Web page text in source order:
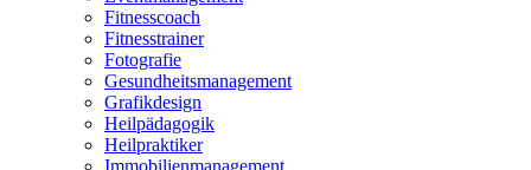
Fitnesscoach
Fitnesstrainer
Fotografie
Gesundheitsmanagement
Grafikdesign
Heilpädagogik
Heilpraktiker